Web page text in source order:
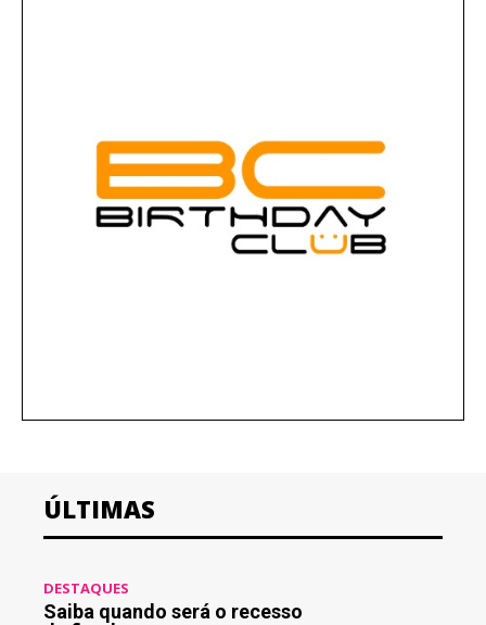
ÚLTIMAS
DESTAQUES
Saiba quando será o recesso